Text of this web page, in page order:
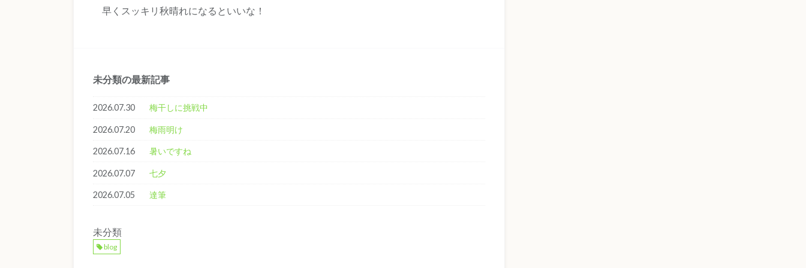
早くスッキリ秋晴れになるといいな！
未分類の最新記事
2026.07.30 梅干しに挑戦中
2026.07.20 梅雨明け
2026.07.16 暑いですね
2026.07.07 七夕
2026.07.05 達筆
未分類
blog